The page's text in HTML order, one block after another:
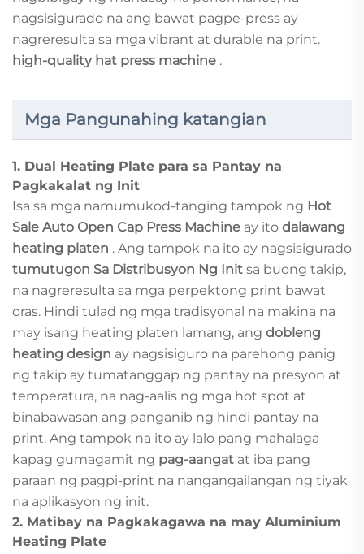
nagsisigurado na ang bawat pagpe-press ay
nagreresulta sa mga vibrant at durable na print.
high-quality hat press machine .
Mga Pangunahing katangian
1. Dual Heating Plate para sa Pantay na
Pagkakalat ng Init
Isa sa mga namumukod-tanging tampok ng Hot
Sale Auto Open Cap Press Machine ay ito dalawang
heating platen . Ang tampok na ito ay nagsisigurado
tumutugon Sa Distribusyon Ng Init sa buong takip,
na nagreresulta sa mga perpektong print bawat
oras. Hindi tulad ng mga tradisyonal na makina na
may isang heating platen lamang, ang dobleng
heating design ay nagsisiguro na parehong panig
ng takip ay tumatanggap ng pantay na presyon at
temperatura, na nag-aalis ng mga hot spot at
binabawasan ang panganib ng hindi pantay na
print. Ang tampok na ito ay lalo pang mahalaga
kapag gumagamit ng pag-aangat at iba pang
paraan ng pagpi-print na nangangailangan ng tiyak
na aplikasyon ng init.
2. Matibay na Pagkakagawa na may Aluminium
Heating Plate